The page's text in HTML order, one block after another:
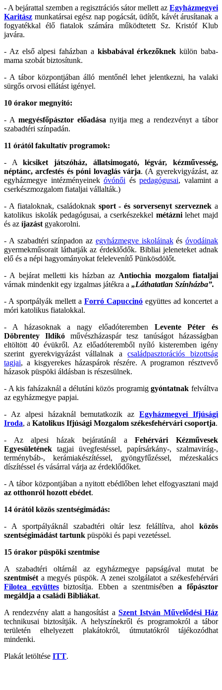
- A bejárattal szemben a regisztrációs sátor mellett az Egyházmegyei
Karitász munkatársai egész nap pogácsát, üdítőt, kávét árusítanak a
fogyatékkal élő fiatalok számára működtetett Sz. Kristóf Klub
javára.
- Az első alpesi faházban a kisbabával érkezőknek külön baba-
mama szobát biztosítunk.
- A tábor központjában álló mentőnél lehet jelentkezni, ha valaki
sürgős orvosi ellátást igényel.
10 órakor megnyitó:
- A megyésfőpásztor előadása nyitja meg a rendezvényt a tábor
szabadtéri színpadán.
11 órától fakultatív programok:
- Akicsiket játszóház, állatsimogató, légvár, kézművesség,
néptánc, arcfestés és póni lovaglás várja. (A gyerekvigyázást, az
egyházmegye intézményeinek óvónői és pedagógusai, valamint a
cserkészmozgalom fiataljai vállalták.)
- A fiataloknak, családoknak sport - és sorversenyt szerveznek a
katolikus iskolák pedagógusai, a cserkészekkel métáznilehet majd
és az íjazást gyakorolni.
- A szabadtéri színpadon az egyházmegye iskoláinakés óvodáinak
gyermekműsorait láthatják az érdeklődők. Bibliai jeleneteket adnak
elő és a népi hagyományokat felelevenítő Pünkösdölőt.
- A bejárat melletti kis házban az Antiochia mozgalom fiataljai
várnak mindenkit egy izgalmas játékra a „Láthatatlan Színházba”.
- A sportpályák mellett a Forró Capuccinó együttes ad koncertet a
móri katolikus fiatalokkal.
- A házasoknak a nagy előadóteremben Levente Péter és
Döbrentey Ildikóművészházaspár tesz tanúságot házasságban
eltöltött 40 évükről. Az előadóteremből nyíló kisteremben igény
szerint gyerekvigyázást vállalnak acsaládpasztorációs bizottság
tagjai, a kisgyerekes házaspárok részére. A programon résztvevő
házasok püspöki áldásban is részesülnek.
- A kis faházaknál a délutáni közös programiggyóntatnak felváltva
az egyházmegye papjai.
- Az alpesi házaknál bemutatkozik azEgyházmegyei Ifjúsági
Iroda, a Katolikus Ifjúsági Mozgalom székesfehérvári csoportja.
- Az alpesi házak bejáratánál aFehérvári Kézművesek
Egyesületének tagjai üvegfestéssel, papírsárkány-, szalmavirág-,
terménybáb-, kerámiakészítéssel, gyöngyfűzéssel, mézeskalács
díszítéssel és vásárral várja az érdeklődőket.
- A tábor központjában a nyitott ebédlőben lehet elfogyasztani majd
az otthonról hozott ebédet.
14 órától közös szentségimádás:
- A sportpályáknál szabadtéri oltár lesz felállítva, ahol közös
szentségimádást tartunk püspöki és papi vezetéssel.
15 órakor püspöki szentmise
A szabadtéri oltárnál az egyházmegye papságával mutat be
szentmisét a megyés püspök. A zenei szolgálatot a székesfehérvári
Filotea együttesbiztosítja. Ebben a szentmisébena főpásztor
megáldja a családi Bibliákat.
A rendezvény alatt a hangosítást a Szent István Művelődési Ház
technikusai biztosítják. A helyszínekről és programokról a tábor
területén elhelyezett plakátokról, útmutatókról tájékozódhat
mindenki.
Plakát letöltése ITT.